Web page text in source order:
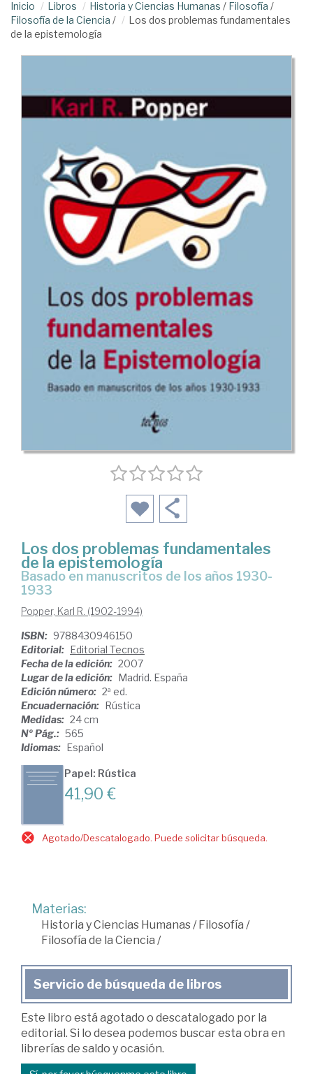
Inicio Libros Historia y Ciencias Humanas / Filosofía /
Filosofía de la Ciencia /
Los dos problemas fundamentales
de la epistemología
Los dos problemas fundamentales
de la epistemología
basado en manuscritos de los años 1930-
1933
Popper, Karl R. (1902-1994)
ISBN: 9788430946150
Editorial: Editorial Tecnos
Fecha de la edición: 2007
Lugar de la edición: Madrid. España
Edición número: 2ª ed.
Encuadernación: Rústica
Medidas: 24 cm
Nº Pág.: 565
Idiomas: Español
Papel: Rústica
41,90 €
Agotado/Descatalogado. Puede solicitar búsqueda.
Materias:
Historia y Ciencias Humanas /Filosofía /
Filosofía de la Ciencia /
Servicio de búsqueda de libros
Este libro está agotado o descatalogado por la
editorial. Si lo desea podemos buscar esta obra en
librerías de saldo y ocasión.